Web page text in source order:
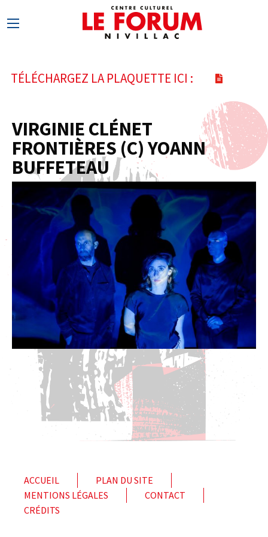
TÉLÉCHARGEZ LA PLAQUETTE ICI :
VIRGINIE CLÉNET
FRONTIÈRES (C) YOANN
BUFFETEAU
ACCUEIL
PLAN DU SITE
MENTIONS LÉGALES
CONTACT
CRÉDITS